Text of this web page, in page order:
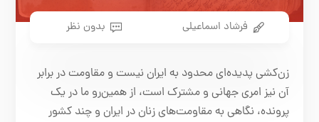
فرشاد اسماعیلی بدون نظر
زن‌کشی پدیده‌ای محدود به ایران نیست و مقاومت در برابر
آن نیز امری جهانی و مشترک است، از همین‌رو ما در یک
پرونده، نگاهی به مقاومت‌های زنان در ایران و چند کشور